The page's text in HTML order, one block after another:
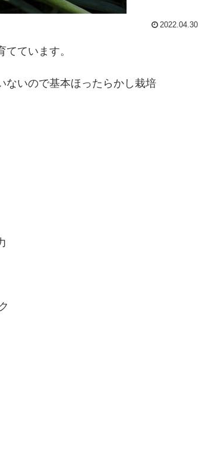
2022.04.30
ています。
ないので基本ほったらかし栽培